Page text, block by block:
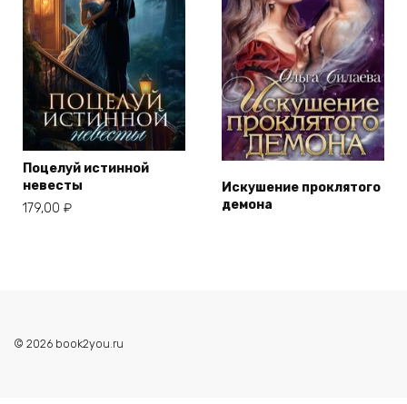
Поцелуй истинной
невесты
179,00 ₽
Искушение проклятого
демона
© 2026 book2you.ru